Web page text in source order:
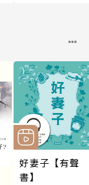
好妻子【有聲
書】